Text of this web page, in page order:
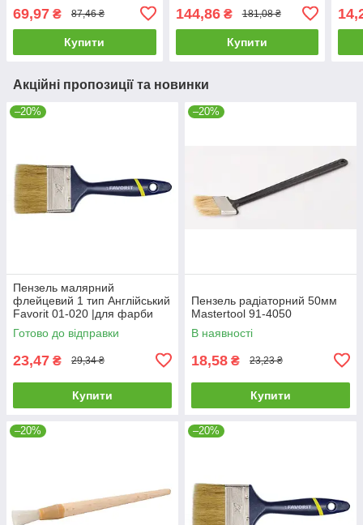
флейцевая для лака 1 тип
BLACKY
69,97 ₴ 87,46 ₴
Купити
30х120мм тип Мини
Favorit
144,86₴ 181,08 ₴
Купити
Акційні пропозиції та новинки
–20%
Пензель малярний
флейцевий 1 тип Англійський
Favorit 01-020 |для фарби
лаку Кисть малярная
флейцевая 1 тип Английский
Готово до відправки
23,47 ₴ 29,34 ₴
Купити
–20%
Пензель радіаторний 50мм
Mastertool 91-4050
В наявності
18,58 ₴ 23,23 ₴
Купити
–20% –20%